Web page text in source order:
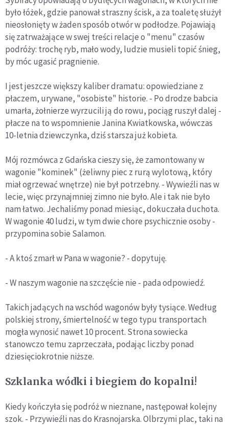
było łóżek, gdzie panował straszny ścisk, a za toaletę służył
nieosłonięty w żaden sposób otwór w podłodze. Pojawiają
się zatrważające w swej treści relacje o "menu" czasów
podróży: trochę ryb, mało wody, ludzie musieli topić śnieg,
by móc ugasić pragnienie.
I jest jeszcze większy kaliber dramatu: opowiedziane z
płaczem, urywane, "osobiste" historie. - Po drodze babcia
umarła, żołnierze wyrzucili ją do rowu, pociąg ruszył dalej -
płacze na to wspomnienie Janina Kwiatkowska, wówczas
10-letnia dziewczynka, dziś starsza już kobieta.
Mój rozmówca z Gdańska cieszy się, że zamontowany w
wagonie "kominek" (żeliwny piec z rurą wylotową, który
miał ogrzewać wnętrze) nie był potrzebny. - Wywieźli nas w
lecie, więc przynajmniej zimno nie było. Ale i tak nie było
nam łatwo. Jechaliśmy ponad miesiąc, dokuczała duchota.
W wagonie 40 ludzi, w tym dwie chore psychicznie osoby -
przypomina sobie Salamon.
- A ktoś zmarł w Pana w wagonie? - dopytuję.
- W naszym wagonie na szczęście nie - pada odpowiedź.
Takich jadących na wschód wagonów były tysiące. Według
polskiej strony, śmiertelność w tego typu transportach
mogła wynosić nawet 10 procent. Strona sowiecka
stanowczo temu zaprzeczała, podając liczby ponad
dziesięciokrotnie niższe.
Szklanka wódki i biegiem do kopalni!
Kiedy kończyła się podróż w nieznane, następował kolejny
szok. - Przywieźli nas do Krasnojarska. Olbrzymi plac, taki na